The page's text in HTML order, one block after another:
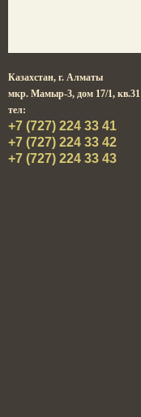
Казахстан, г. Алматы
мкр. Мамыр-3, дом 17/1, кв.31
тел:
+7 (727) 224 33 41
+7 (727) 224 33 42
+7 (727) 224 33 43